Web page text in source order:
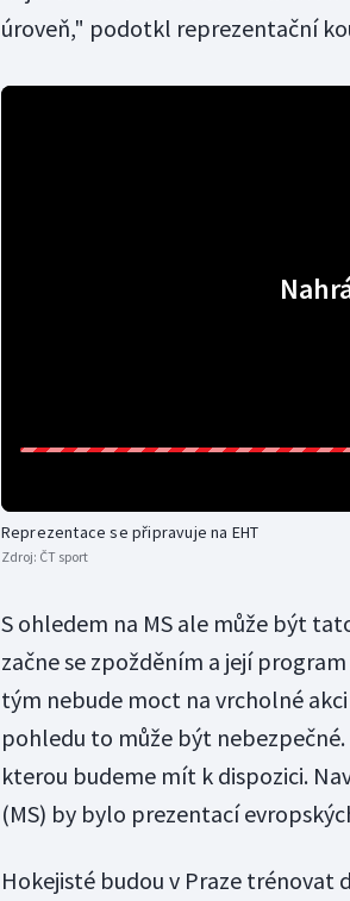
úroveň," podotkl reprezentační
Reprezentace se připravuje na EHT
Zdroj: ČT sport
S ohledem na MS ale může být
začne se zpožděním a její
tým nebude moct na vrcholné
pohledu to může být
kterou budeme mít k dispozici.
(MS) by bylo prezentací
Hokejisté budou v Praze trénovat